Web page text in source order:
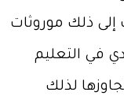
ذلك موروثات
في التعليم
لذلك